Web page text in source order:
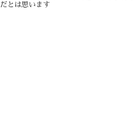
だとは思います